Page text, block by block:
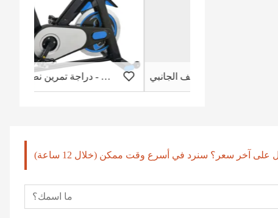
التجديف الجانبي -DHS-3011
على آخر سعر؟ سنرد في أسرع وقت ممكن (خلال 12 ساعة)